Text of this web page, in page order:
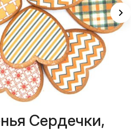
Сердечки,